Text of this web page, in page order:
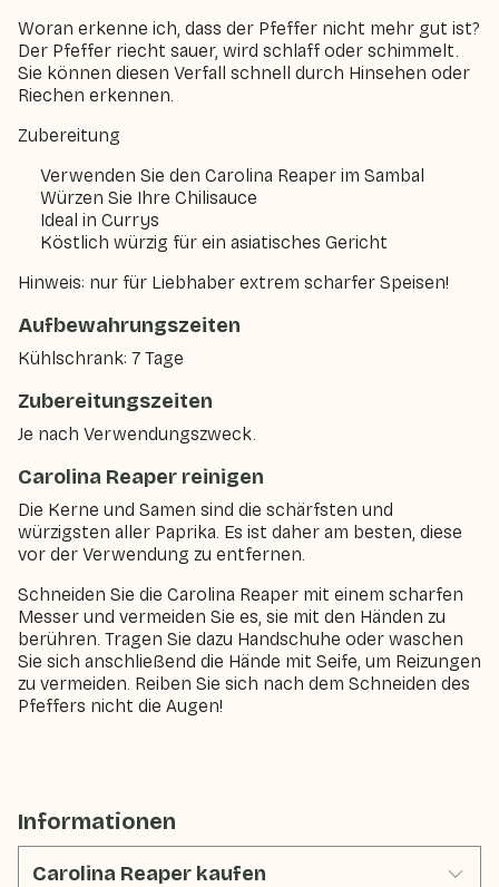
Woran erkenne ich, dass der Pfeffer nicht mehr gut ist?
Der Pfeffer riecht sauer, wird schlaff oder schimmelt.
Sie können diesen Verfall schnell durch Hinsehen oder
Riechen erkennen.
Zubereitung
Verwenden Sie den Carolina Reaper im Sambal
Würzen Sie Ihre Chilisauce
Ideal in Currys
Köstlich würzig für ein asiatisches Gericht
Hinweis: nur für Liebhaber extrem scharfer Speisen!
Aufbewahrungszeiten
Kühlschrank: 7 Tage
Zubereitungszeiten
Je nach Verwendungszweck.
Carolina Reaper reinigen
Die Kerne und Samen sind die schärfsten und
würzigsten aller Paprika. Es ist daher am besten, diese
vor der Verwendung zu entfernen.
Schneiden Sie die Carolina Reaper mit einem scharfen
Messer und vermeiden Sie es, sie mit den Händen zu
berühren. Tragen Sie dazu Handschuhe oder waschen
Sie sich anschließend die Hände mit Seife, um Reizungen
zu vermeiden. Reiben Sie sich nach dem Schneiden des
Pfeffers nicht die Augen!
Informationen
Carolina Reaper kaufen